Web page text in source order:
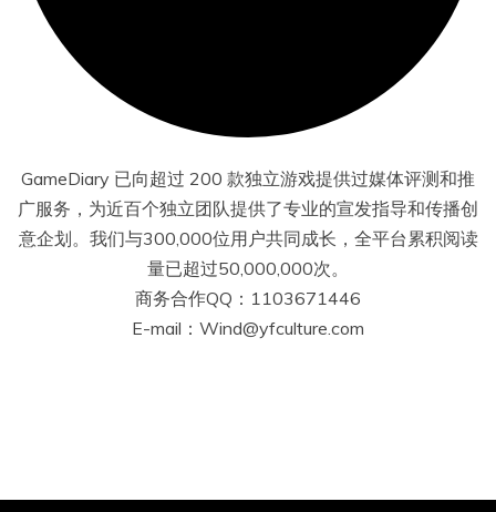
GameDiary 已向超过 200 款独立游戏提供过媒体评测和推
广服务，为近百个独立团队提供了专业的宣发指导和传播创
意企划。我们与300,000位用户共同成长，全平台累积阅读
量已超过50,000,000次。
商务合作QQ：1103671446
E-mail：Wind@yfculture.com